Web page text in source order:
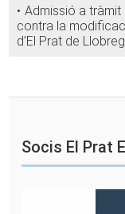
Admissió a
contra la
d’El Prat de
Socis El Prat